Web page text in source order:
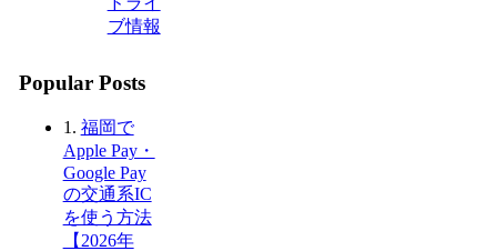
ブ情報
Popular Posts
1. 福岡で
Apple Pay・
Google Pay
の交通系IC
を使う方法
【2026年